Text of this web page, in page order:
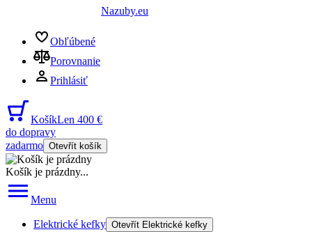
Nazuby.eu
Obľúbené
Porovnanie
Prihlásiť
KošíkLen 400 €
do dopravy
zadarmo Otevřít košík
Košík je prázdny...
Menu
Elektrické kefky Otevřít Elektrické kefky